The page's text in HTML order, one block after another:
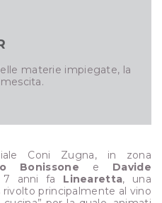
materie impiegate, la
Coni Zugna, in zona
Bonissone e Davide
7 anni fa Linearetta, una
rivolto principalmente al vino